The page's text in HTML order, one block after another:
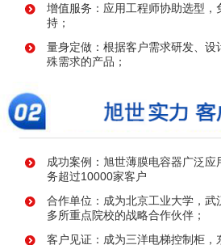
增值服务：应用工程师协助选型，
持；
量身定做：根据客户需求研发、设
殊需求的产品；
成功案例：旭世薄膜电容器广泛应
务超过10000家客户
合作单位：成为北京工业大学，
多所重点院校的战略合作伙伴；
客户见证：成为三洋电梯控制柜，